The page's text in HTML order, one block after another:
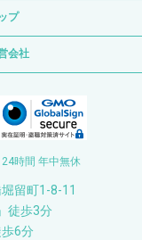
プ
会社
時間 年中無休
留町1-8-11
徒歩3分
6分